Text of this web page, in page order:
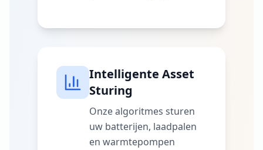
Intelligente Asset
Sturing
Onze algoritmes sturen
uw batterijen, laadpalen
en warmtepompen